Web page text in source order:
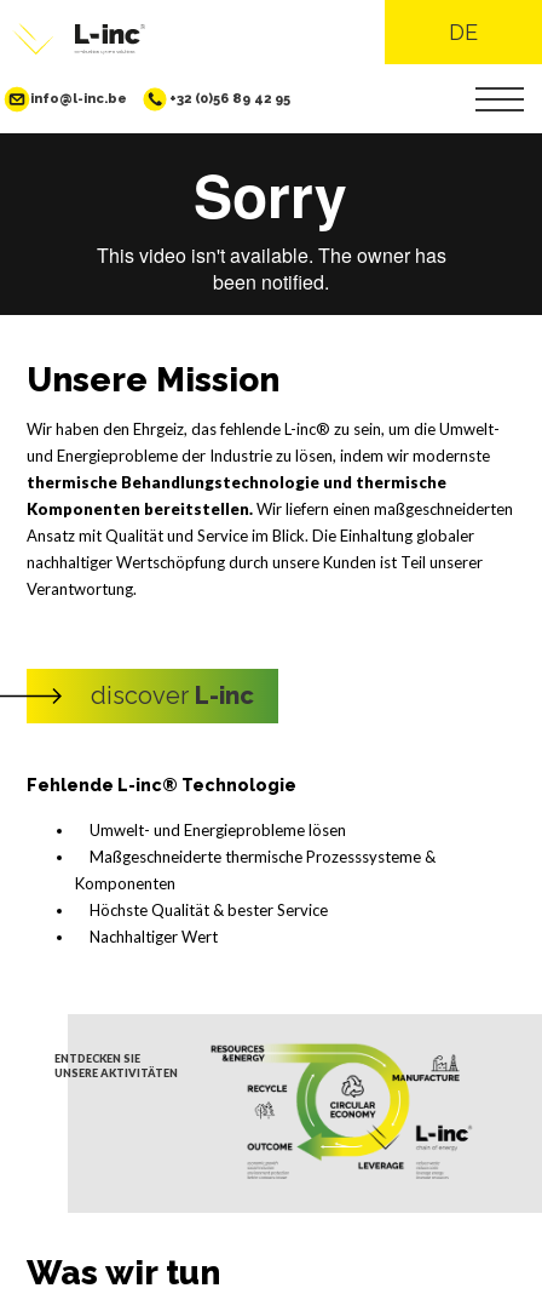
DE
info@l-inc.be +32 (0)56 89 42 95
Unsere Mission
Wir haben den Ehrgeiz, das fehlende L-inc® zu sein, um die Umwelt-
und Energieprobleme der Industrie zu lösen, indem wir modernste
thermische Behandlungstechnologie und thermische
Komponenten bereitstellen.Wir liefern einen maßgeschneiderten
Ansatz mit Qualität und Service im Blick. Die Einhaltung globaler
nachhaltiger Wertschöpfung durch unsere Kunden ist Teil unserer
Verantwortung.
discover L-inc
Fehlende L-inc® Technologie
Umwelt- und Energieprobleme lösen
Maßgeschneiderte thermische Prozesssysteme &
Komponenten
Höchste Qualität & bester Service
Nachhaltiger Wert
ENTDECKEN SIE
UNSERE AKTIVITÄTEN
Was wir tun